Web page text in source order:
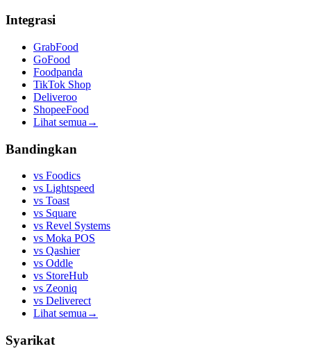
Integrasi
GrabFood
GoFood
Foodpanda
TikTok Shop
Deliveroo
ShopeeFood
Lihat semua →
Bandingkan
vs Foodics
vs Lightspeed
vs Toast
vs Square
vs Revel Systems
vs Moka POS
vs Qashier
vs Oddle
vs StoreHub
vs Zeoniq
vs Deliverect
Lihat semua →
Syarikat